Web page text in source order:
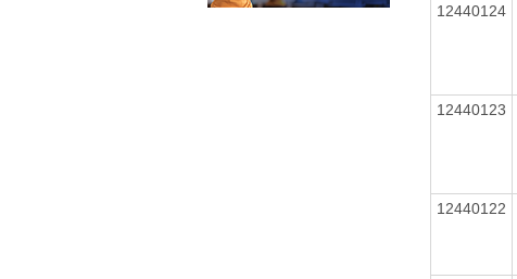
12440124
12440123
12440122